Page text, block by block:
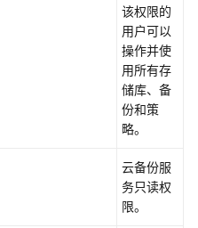
该权限的
用户可以
操作并使
用所有存
储库、备
份和策
略。
云备份服
务只读权
限。